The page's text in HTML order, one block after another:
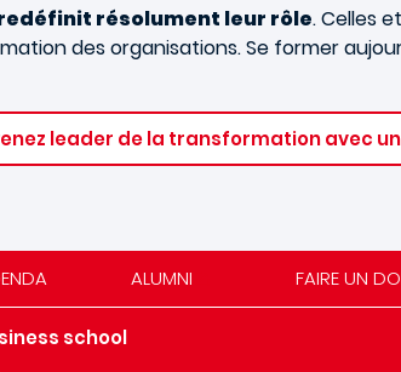
résolument leur rôle. Celles
des organisations. Se former
leader de la transformation avec un
ALUMNI FAIRE UN
school